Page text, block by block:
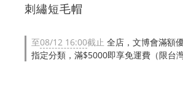
刺繡短毛帽
至08/12 16:00截止 全店，文博會滿額
指定分類，滿$5000即享免運費（限台